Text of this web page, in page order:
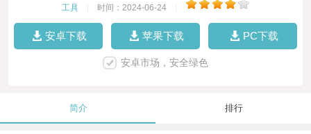
工具 时间：2024-06-24
安卓下载 苹果下载 PC下载
安卓市场，安全绿色
简介 排行